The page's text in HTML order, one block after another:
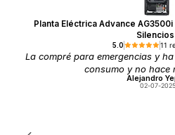
Planta Eléctrica Advance
5.0
La compré para emergencias y
consumo y no hace
Alejandro
02-07-2025